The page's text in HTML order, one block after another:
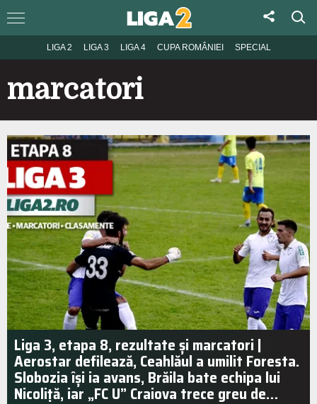
LIGA 2 LIGA 3 LIGA 4 CUPA ROMÂNIEI SPECIAL
marcatori
Liga 3, etapa 8, rezultate și marcatori |
Aerostar defilează, Ceahlăul a umilit Foresta.
Slobozia își ia avans, Brăila bate echipa lui
Nicoliță, iar „FC U” Craiova trece greu de…